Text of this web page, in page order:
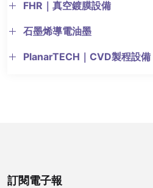
FHR｜真空鍍膜設備
石墨烯導電油墨
PlanarTECH｜CVD製程設備
訂閱電子報